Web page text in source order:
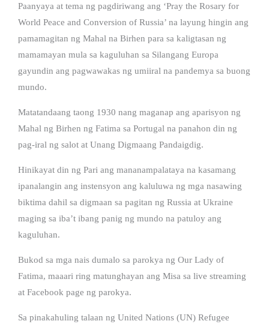
Paanyaya at tema ng pagdiriwang ang ‘Pray the Rosary for
World Peace and Conversion of Russia’ na layung hingin ang
pamamagitan ng Mahal na Birhen para sa kaligtasan ng
mamamayan mula sa kaguluhan sa Silangang Europa
gayundin ang pagwawakas ng umiiral na pandemya sa buong
mundo.
Matatandaang taong 1930 nang maganap ang aparisyon ng
Mahal ng Birhen ng Fatima sa Portugal na panahon din ng
pag-iral ng salot at Unang Digmaang Pandaigdig.
Hinikayat din ng Pari ang mananampalataya na kasamang
ipanalangin ang instensyon ang kaluluwa ng mga nasawing
biktima dahil sa digmaan sa pagitan ng Russia at Ukraine
maging sa iba’t ibang panig ng mundo na patuloy ang
kaguluhan.
Bukod sa mga nais dumalo sa parokya ng Our Lady of
Fatima, maaari ring matunghayan ang Misa sa live streaming
at Facebook page ng parokya.
Sa pinakahuling talaan ng United Nations (UN) Refugee